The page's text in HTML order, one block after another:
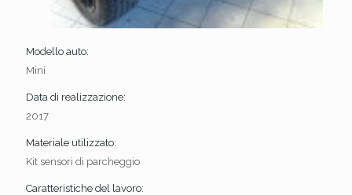
Modello auto:
Mini
Data di realizzazione:
2017
Materiale utilizzato:
Kit sensori di parcheggio
Caratteristiche del lavoro: